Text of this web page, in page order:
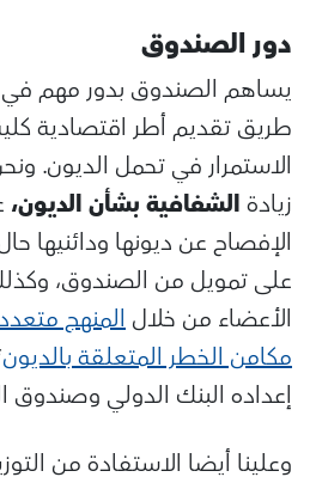
دور الصندوق
يساهم الصندوق بدور مهم في
طريق تقديم أطر اقتصادية
الاستمرار في تحمل الديون.
زيادةالشفافية بشأن الديون،
الإفصاح عن ديونها ودائنيها
على تمويل من الصندوق،
الأعضاء من خلالالمنهج
مكامن الخطر المتعلقة بالديون
إعداده البنك الدولي وصندوق
وعلينا أيضا الاستفادة من